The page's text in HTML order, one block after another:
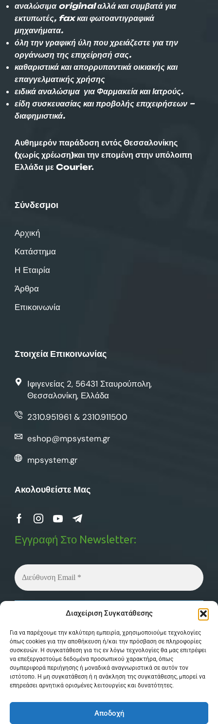
Διαχείριση Συγκατάθεσης
Για να παρέχουμε την καλύτερη εμπειρία, χρησιμοποιούμε τεχνολογίες
όπως cookies για την αποθήκευση ή/και την πρόσβαση σε πληροφορίες
συσκευών. Η συγκατάθεση για τις εν λόγω τεχνολογίες θα μας επιτρέψει
να επεξεργαστούμε δεδομένα προσωπικού χαρακτήρα, όπως
συμπεριφορά περιήγησης ή μοναδικά αναγνωριστικά σε αυτόν τον
ιστότοπο. Η μη συγκατάθεση ή η ανάκληση της συγκατάθεσης, μπορεί να
επηρεάσει αρνητικά ορισμένες λειτουργίες και δυνατότητες.
Αποδοχή
αναλώσιμα original αλλά και συμβατά για
εκτυπωτές, fax και φωτοαντιγραφικά
μηχανήματα.
όλη την γραφική ύλη που χρειάζεστε για την
οργάνωση της επιχείρησή σας.
καθαριστικά και απορρυπαντικά οικιακής και
επαγγελματικής χρήσης
ειδικά αναλώσιμα για Φαρμακεία και Ιατρούς.
είδη συσκευασίας και προβολής επιχειρήσεων –
διαφημιστικά.
Αυθημερόν παράδοση εντός Θεσσαλονίκης
(χωρίς χρέωση)και την επομένη στην υπόλοιπη
Ελλάδα με Courier.
Σύνδεσμοι
Αρχική
Κατάστημα
Η Εταιρία
Άρθρα
Επικοινωνία
Στοιχεία Επικοινωνίας
Ιφιγενείας 2, 56431 Σταυρούπολη,
Θεσσαλονίκη, Ελλάδα
2310.951961 & 2310.911500
eshop@mpsystem.gr
mpsystem.gr
Ακολουθείστε Μας
Εγγραφή Στο Newsletter:
μας για περισσότερες λεπτομέρειες.
Reserved . Powered by